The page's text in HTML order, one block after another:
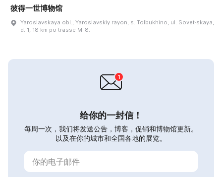
彼得一世博物馆
Yaroslavskaya obl., Yaroslavskiy rayon, s. Tolbukhino, ul. Sovet·skaya,
d. 1, 18 km po trasse M-8.
给你的一封信！
每周一次，我们将发送公告，博客，促销和博物馆更新。
以及在你的城市和全国各地的展览。